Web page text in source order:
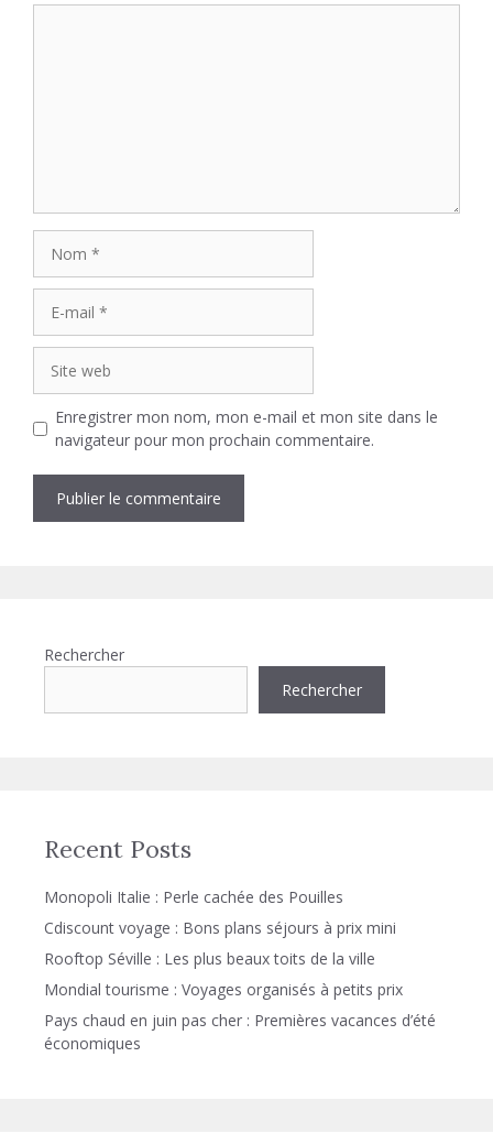
mail
web
Enregistrer mon nom, mon e-mail et mon site dans le
navigateur pour mon prochain commentaire.
Rechercher
Rechercher
Recent Posts
Monopoli Italie : Perle cachée des Pouilles
Cdiscount voyage : Bons plans séjours à prix mini
Rooftop Séville : Les plus beaux toits de la ville
Mondial tourisme : Voyages organisés à petits prix
Pays chaud en juin pas cher : Premières vacances d’été
économiques